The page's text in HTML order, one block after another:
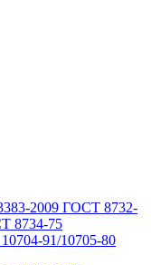
2009 ГОСТ 8732-
8734-75
91/10705-80